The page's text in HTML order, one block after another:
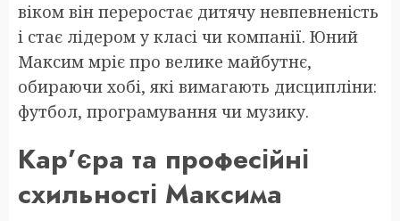
віком він переростає дитячу невпевненість
і стає лідером у класі чи компанії. Юний
Максим мріє про велике майбутнє,
обираючи хобі, які вимагають дисципліни:
футбол, програмування чи музику.
Кар’єра та професійні
схильності Максима